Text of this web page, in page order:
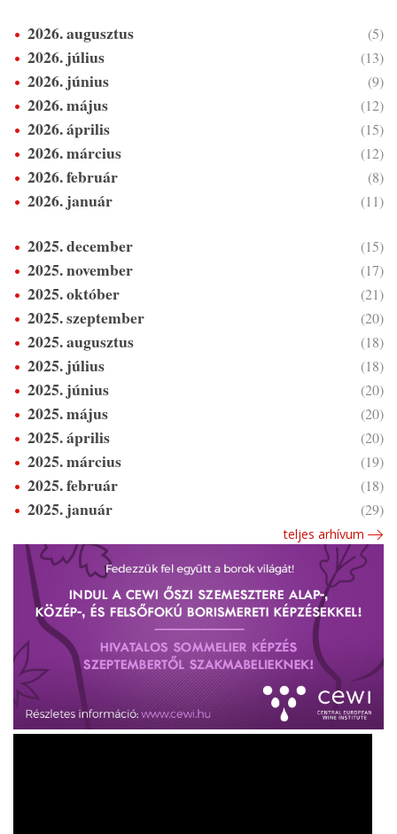
2026. augusztus (5)
2026. július (13)
2026. június (9)
2026. május (12)
2026. április (15)
2026. március (12)
2026. február (8)
2026. január (11)
2025. december (15)
2025. november (17)
2025. október (21)
2025. szeptember (20)
2025. augusztus (18)
2025. július (18)
2025. június (20)
2025. május (20)
2025. április (20)
2025. március (19)
2025. február (18)
2025. január (29)
teljes arhívum